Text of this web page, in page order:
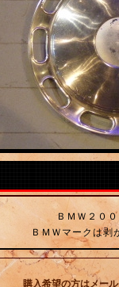
ＢＭＷ２０
ＢＭＷマークは剥
購入希望の方はメー